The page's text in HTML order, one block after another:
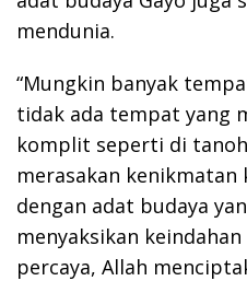
mendunia.
“Mungkin banyak
tidak ada tempat yang
komplit seperti di
merasakan kenikmatan
dengan adat budaya
menyaksikan keindahan
percaya, Allah